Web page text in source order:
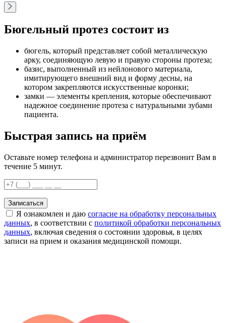
Бюгельный протез состоит из
бюгель, который представляет собой металлическую
арку, соединяющую левую и правую стороны протеза;
базис, выполненный из нейлонового материала,
имитирующего внешний вид и форму десны, на
котором закрепляются искусственные коронки;
замки — элементы крепления, которые обеспечивают
надежное соединение протеза с натуральными зубами
пациента.
Быстрая запись на приём
Оставьте номер телефона и администратор перезвонит Вам в
течение 5 минут.
Записаться
Я ознакомлен и даю согласие на обработку персональных
данных, в соответствии с политикой обработки персональных
данных, включая сведения о состоянии здоровья, в целях
записи на прием и оказания медицинской помощи.